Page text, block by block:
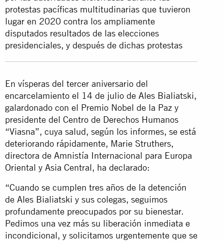
protestas pacíficas multitudinarias que tuvieron
lugar en 2020 contra los ampliamente
disputados resultados de las elecciones
presidenciales, y después de dichas protestas
En vísperas del tercer aniversario del
encarcelamiento el 14 de julio de Ales Bialiatski,
galardonado con el Premio Nobel de la Paz y
presidente del Centro de Derechos Humanos
“Viasna”, cuya salud, según los informes, se está
deteriorando rápidamente, Marie Struthers,
directora de Amnistía Internacional para Europa
Oriental y Asia Central, ha declarado:
“Cuando se cumplen tres años de la detención
de Ales Bialiatski y sus colegas, seguimos
profundamente preocupados por su bienestar.
Pedimos una vez más su liberación inmediata e
incondicional, y solicitamos urgentemente que se